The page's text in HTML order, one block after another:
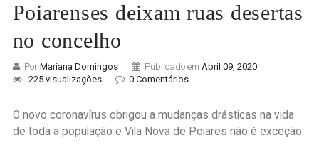
Poiarenses deixam ruas desertas
no concelho
Por Mariana Domingos Publicado em Abril 09, 2020
225 visualizações
0 Comentários
O novo coronavírus obrigou a mudanças drásticas na vida
de toda a população e Vila Nova de Poiares não é exceção.